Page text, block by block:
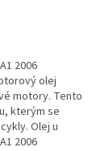
2006
olej
motory. Tento
kterým se
Olej u
2006